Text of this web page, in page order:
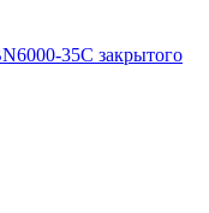
35C закрытого